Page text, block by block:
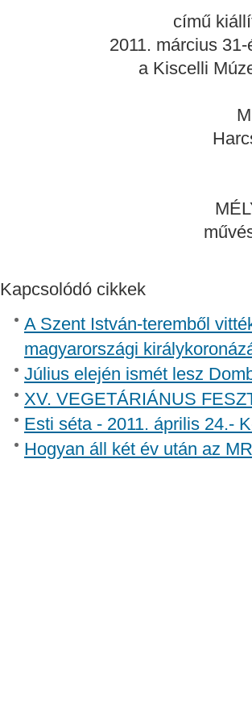
című
2011. március
a Kiscelli
Kapcsolódó cikkek
A Szent István-teremből
magyarországi
Július elején ismét lesz
XV. VEGETÁRIÁNUS
Esti séta - 2011. április 24.-
Hogyan áll két év után az